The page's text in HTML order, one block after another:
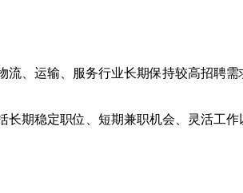
、运输、服务行业长期保持较高招聘需
期稳定职位、短期兼职机会、灵活工